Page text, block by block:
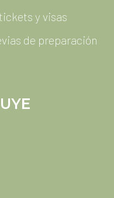
no especificado